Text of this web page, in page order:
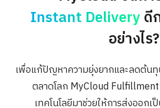
Instant Deliveryดี
อย่างไร?
เพื่อแก้ปัญหาความยุ่งยากและลดต้น
ตลาดโลก MyCloud
เทคโนโลยีมาช่วยให้การส่งออกเ